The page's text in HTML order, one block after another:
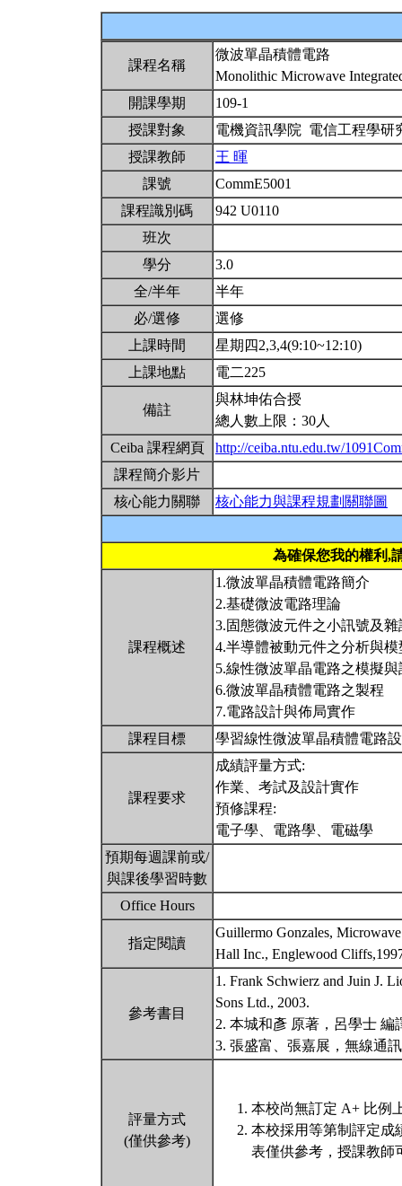
課程名稱
微波單晶積體電路
Monolithic Microwave
開課學期
109-1
授課對象
電機資訊學院 電信工程學
授課教師
王 暉
課號
CommE5001
課程識別碼
942 U0110
班次
學分
3.0
全/半年
半年
必/選修
選修
上課時間
星期四2,3,4(9:10~12:10)
上課地點
電二225
備註
與林坤佑合授
總人數上限：30人
Ceiba 課程網頁
http://ceiba.ntu.edu.tw/
課程簡介影片
核心能力關聯
核心能力與課程規劃關聯圖
為確保您我的權利,
課程概述
1.微波單晶積體電路簡介
2.基礎微波電路理論
3.固態微波元件之小訊號及
4.半導體被動元件之分析與模
5.線性微波單晶電路之模擬與
6.微波單晶積體電路之製程
7.電路設計與佈局實作
課程目標
學習線性微波單晶積體電路
課程要求
成績評量方式:
作業、考試及設計實作
預修課程:
電子學、電路學、電磁學
預期每週課前或/
與課後學習時數
Office Hours
指定閱讀
Guillermo Gonzales,
Hall Inc., Englewood
參考書目
1. Frank Schwierz and Juin J.
Sons Ltd., 2003.
2. 本城和彥 原著，呂學士
3. 張盛富、張嘉展，無線通
評量方式
(僅供參考)
本校尚無訂定 A+ 比例
本校採用等第制評定成
表僅供參考，授課教師